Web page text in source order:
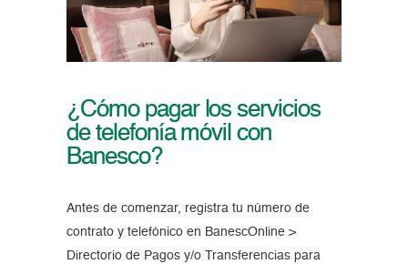
¿Cómo pagar los servicios
de telefonía móvil con
Banesco?
Antes de comenzar, registra tu número de
contrato y telefónico en BanescOnline >
Directorio de Pagos y/o Transferencias para